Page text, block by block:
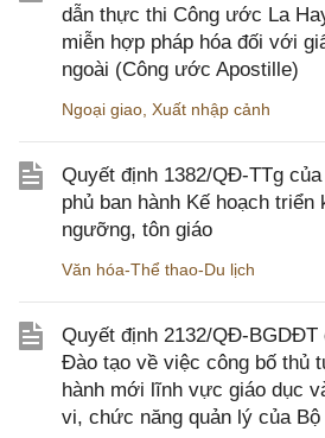
dẫn thực thi Công ước La
miễn hợp pháp hóa đối với
ngoài (Công ước Apostille)
Ngoại giao Xuất nhập cảnh
Quyết định 1382/QĐ-TTg
phủ ban hành Kế hoạch triển
ngưỡng, tôn giáo
Văn hóa-Thể thao-Du lịch
Quyết định 2132/QĐ-BGDĐT
Đào tạo về việc công bố thủ
hành mới lĩnh vực giáo dục
vi, chức năng quản lý của